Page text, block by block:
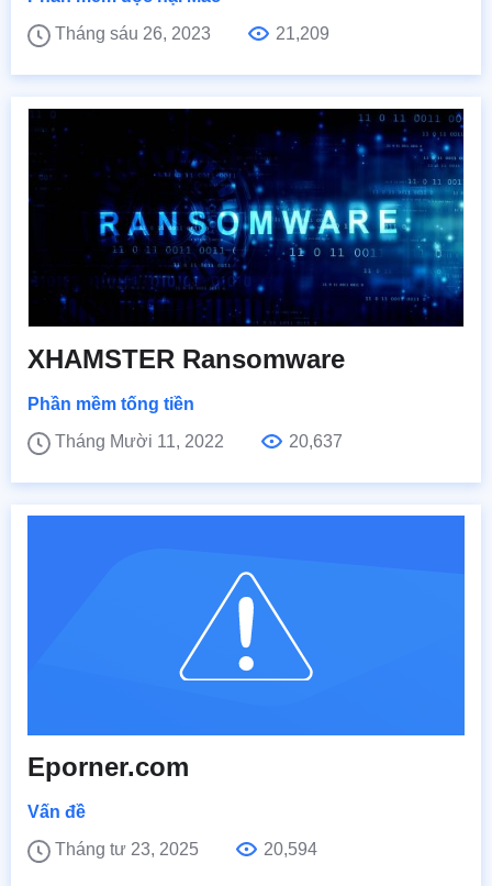
Tháng sáu 26, 2023
21,209
XHAMSTER Ransomware
Phần mềm tống tiền
Tháng Mười 11, 2022
20,637
Eporner.com
Vấn đề
Tháng tư 23, 2025
20,594